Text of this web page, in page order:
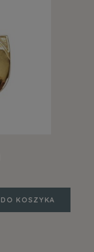
DO KOSZYKA